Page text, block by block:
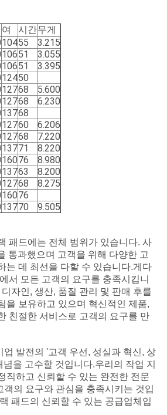
여 시간무게
10455
3.215
10651
3.055
10651
3.395
12450
12768
5.600
12768
6.230
13768
12760
6.206
12768
7.220
13771
8.220
16076
8.980
13763
8.200
12768
8.275
16076
13770 9.505
패드에는 전체 범위가 있습니다. 사
통과했으며 고객을 위해 다양한 고
는 데 최선을 다할 수 있습니다.게다
서 모든 고객의 요구를 충족시킵니
자인, 생산, 품질 관리 및 판매 후를
을 보유하고 있으며 혁신적인 제품,
친절한 서비스로 고객의 요구를 만
업 발전의 '고객 우선, 성실과 혁신, 상
을 고수할 것입니다.우리의 작업 지
직하고 신뢰할 수 있는 완전한 전문
객의 요구와 관심을 충족시키는 것입
패드의 신뢰할 수 있는 공급업체입